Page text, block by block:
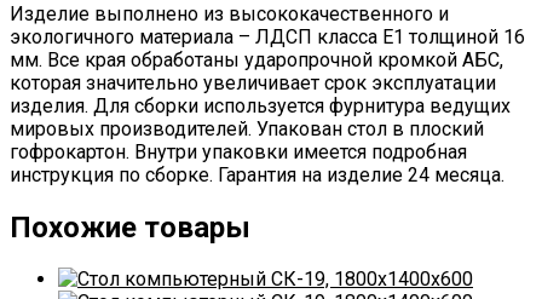
Изделие выполнено из высококачественного и
экологичного материала – ЛДСП класса Е1 толщиной 16
мм. Все края обработаны ударопрочной кромкой АБС,
которая значительно увеличивает срок эксплуатации
изделия. Для сборки используется фурнитура ведущих
мировых производителей. Упакован стол в плоский
гофрокартон. Внутри упаковки имеется подробная
инструкция по сборке. Гарантия на изделие 24 месяца.
Похожие товары